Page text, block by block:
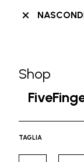
Skip filters go
Shop
Refine by
TAGLIA